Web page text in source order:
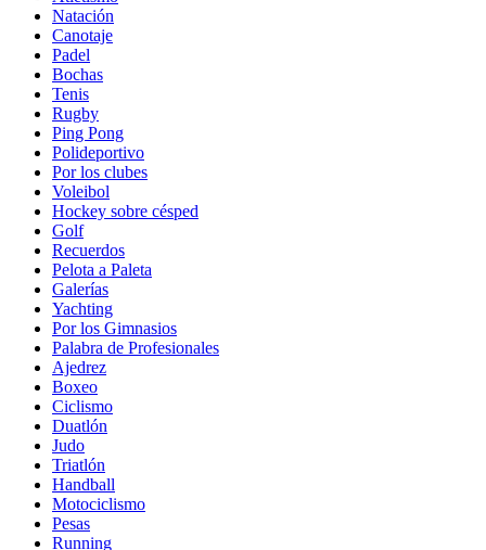
Natación
Canotaje
Padel
Bochas
Tenis
Rugby
Ping Pong
Polideportivo
Por los clubes
Voleibol
Hockey sobre césped
Golf
Recuerdos
Pelota a Paleta
Galerías
Yachting
Por los Gimnasios
Palabra de Profesionales
Ajedrez
Boxeo
Ciclismo
Duatlón
Judo
Triatlón
Handball
Motociclismo
Pesas
Running